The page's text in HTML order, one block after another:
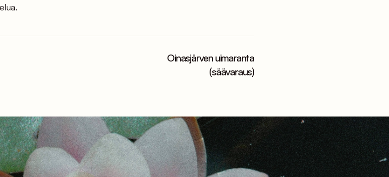
Oinasjärven uimaranta
(säävaraus)